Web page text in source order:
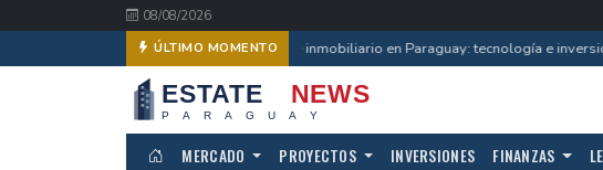
08/08/2026
ÚLTIMO MOMENTOCorretaje inmobiliario en Paraguay: tecnología e
MERCADO PROYECTOS INVERSIONES FINANZAS